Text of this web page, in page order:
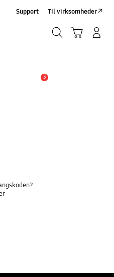
Support Til virksomheder
3